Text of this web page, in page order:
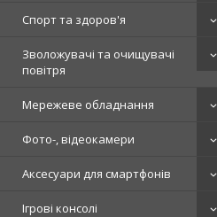
Спорт та здоров'я
Зволожувачі та очищувачі
повітря
Мережеве обладнання
Фото-, відеокамери
Аксесуари для смартфонів
Ігрові консолі